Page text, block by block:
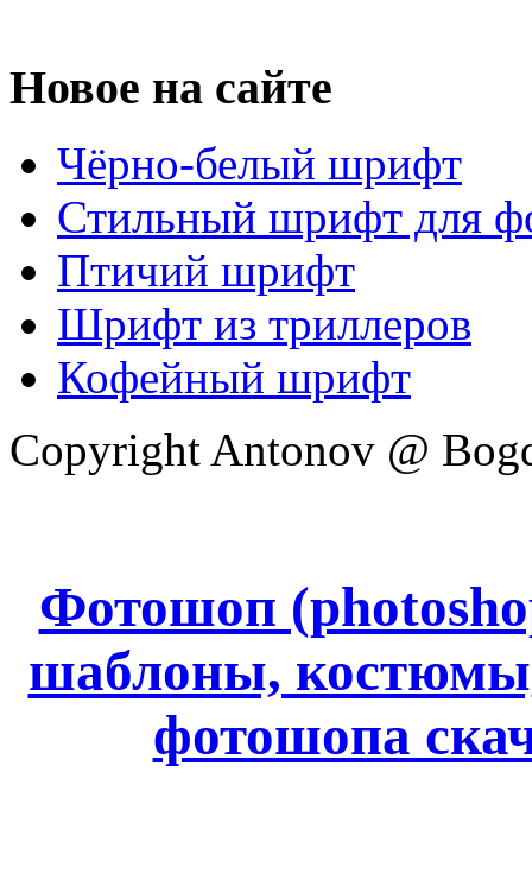
Новое на сайте
Чёрно-белый шрифт
Стильный шрифт для
Птичий шрифт
Шрифт из триллеров
Кофейный шрифт
Copyright Antonov @
Фотошоп
шаблоны,
фотошопа